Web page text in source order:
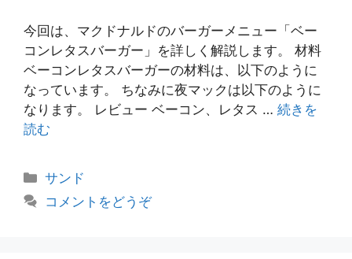
今回は、マクドナルドのバーガーメニュー「ベー
コンレタスバーガー」を詳しく解説します。 材料
ベーコンレタスバーガーの材料は、以下のように
なっています。 ちなみに夜マックは以下のように
なります。 レビュー ベーコン、レタス … 続きを
読む
カ
サンド
コメントをどうぞ